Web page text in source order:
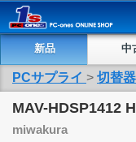
新品 中
PCサプライ > 切替
MAV-HDSP1412
miwakura